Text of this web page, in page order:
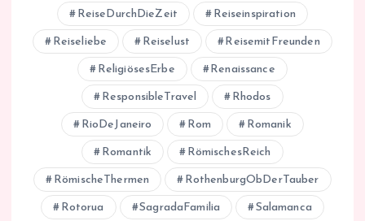
ReiseDurchDieZeit Reiseinspiration
Reiseliebe Reiselust ReisemitFreunden
ReligiösesErbe Renaissance
ResponsibleTravel Rhodos
RioDeJaneiro Rom Romanik
Romantik RömischesReich
RömischeThermen RothenburgObDerTauber
Rotorua SagradaFamilia Salamanca